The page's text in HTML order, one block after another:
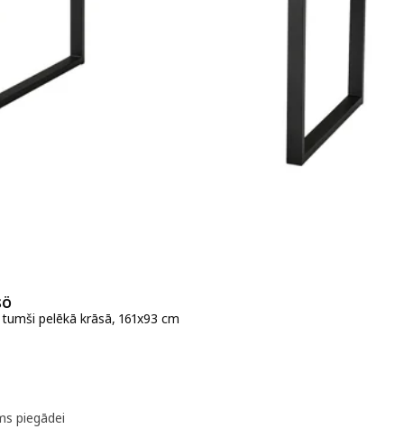
pelēkā krāsā, 161x93 cm
piegādei